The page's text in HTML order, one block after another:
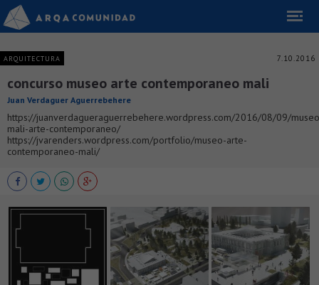
ARQUITECTURA 7.10.2016
concurso museo arte contemporaneo mali
Juan Verdaguer Aguerrebehere
https://juanverdagueraguerrebehere.wordpress.com/2016/08/09/
mali-arte-contemporaneo/
https://jvarenders.wordpress.com/portfolio/museo-arte-
contemporaneo-mali/